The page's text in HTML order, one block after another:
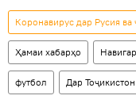
Коронавирус дар Русия
Ҳамаи хабарҳо
футбол Дар Тоҷикистон